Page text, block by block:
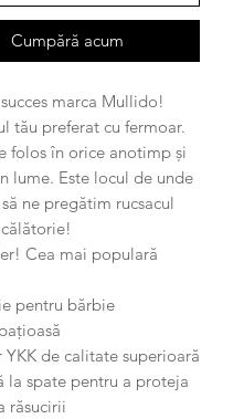
Cumpără acum
marca Mullido!
tău preferat cu fermoar.
folos în orice anotimp și
lume. Este locul de unde
ne pregătim rucsacul
Cea mai populară
pentru bărbie
YKK de calitate superioară
la spate pentru a proteja
răsucirii